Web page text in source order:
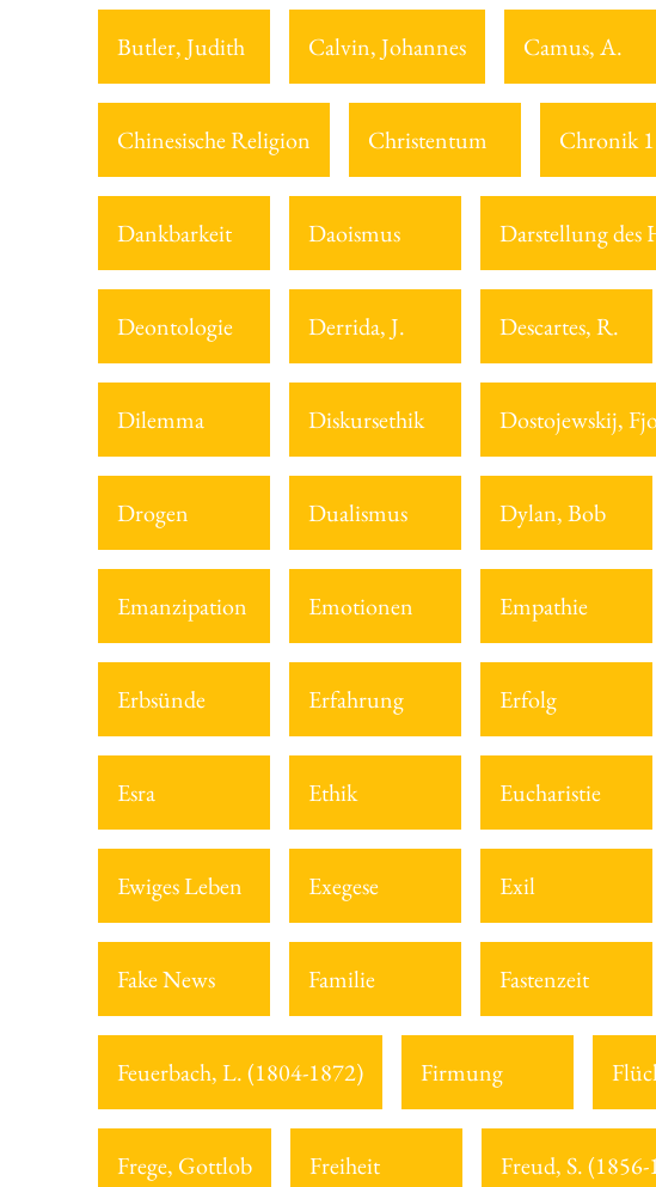
Butler, Judith Calvin, Johannes Camus, A.
Chinesische Religion Christentum Chronik
Dankbarkeit Daoismus Darstellung des
Deontologie Derrida, J. Descartes, R.
Dilemma Diskursethik Dostojewskij,
Drogen Dualismus Dylan, Bob
Emanzipation Emotionen Empathie
Erbsünde Erfahrung Erfolg
Esra Ethik Eucharistie
Ewiges Leben Exegese Exil
Fake News Familie Fastenzeit
Feuerbach, L. (1804-1872) Firmung
Frege, Gottlob Freiheit Freud, S.